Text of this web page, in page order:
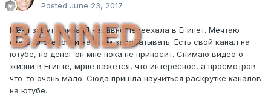
Posted June 23, 2017
BANNED
Меня зовут Ирина. Я недавно переехала в Египет. Мечтаю
стать влогером и на этом зарабатывать. Есть свой канал на
ютубе, но денег он мне пока не приносит. Снимаю видео о
жизни в Египте, мрне кажется, что интересное, а просмотров
что-то очень мало. Сюда пришла научиться раскрутке каналов
на ютубе.